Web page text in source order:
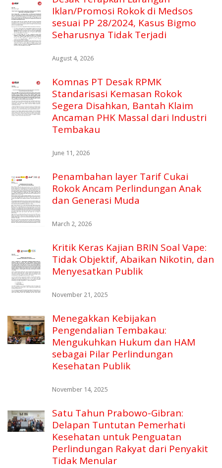
Iklan/Promosi Rokok di Medsos
sesuai PP 28/2024, Kasus Bigmo
Seharusnya Tidak Terjadi
August 4, 2026
Komnas PT Desak RPMK
Standarisasi Kemasan Rokok
Segera Disahkan, Bantah Klaim
Ancaman PHK Massal dari Industri
Tembakau
June 11, 2026
Penambahan layer Tarif Cukai
Rokok Ancam Perlindungan Anak
dan Generasi Muda
March 2, 2026
Kritik Keras Kajian BRIN Soal Vape:
Tidak Objektif, Abaikan Nikotin, dan
Menyesatkan Publik
November 21, 2025
Menegakkan Kebijakan
Pengendalian Tembakau:
Mengukuhkan Hukum dan HAM
sebagai Pilar Perlindungan
Kesehatan Publik
November 14, 2025
Satu Tahun Prabowo-Gibran:
Delapan Tuntutan Pemerhati
Kesehatan untuk Penguatan
Perlindungan Rakyat dari Penyakit
Tidak Menular